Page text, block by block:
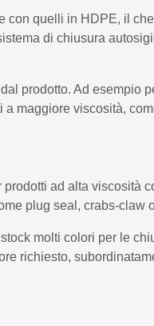
con quelli in HDPE, il
di chiusura
prodotto. Ad esempio
maggiore viscosità,
ad alta viscosità
plug seal, crabs-claw
molti colori per le
richiesto,